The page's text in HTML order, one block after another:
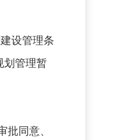
设管理条
划管理暂
同意、